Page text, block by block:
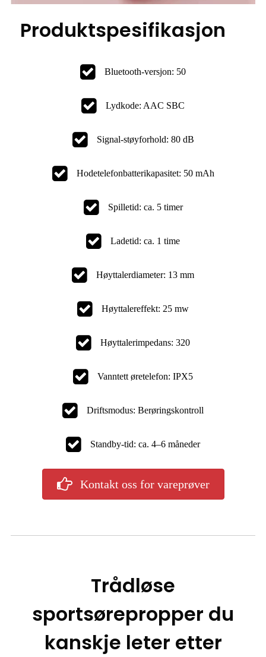
Produktspesifikasjon
Bluetooth-versjon: 50
Lydkode: AAC SBC
Signal-støyforhold: 80 dB
Hodetelefonbatterikapasitet: 50 mAh
Spilletid: ca. 5 timer
Ladetid: ca. 1 time
Høyttalerdiameter: 13 mm
Høyttalereffekt: 25 mw
Høyttalerimpedans: 320
Vanntett øretelefon: IPX5
Driftsmodus: Berøringskontroll
Standby-tid: ca. 4–6 måneder
Kontakt oss for vareprøver
Trådløse
sportsørepropper du
kanskje leter etter